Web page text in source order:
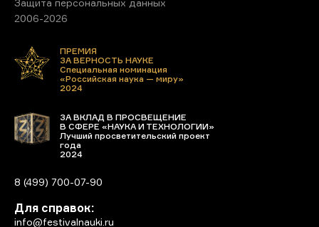
2006-2026
ПРЕМИЯ
ЗА ВЕРНОСТЬ НАУКЕ
Специальная номинация
«Российская наука — миру»
2024
ЗА ВКЛАД В ПРОСВЕЩЕНИЕ
В СФЕРЕ «НАУКА И ТЕХНОЛОГИИ»
Лучший просветительский проект
года
2024
8 (499) 700-07-90
Для справок:
info@festivalnauki.ru